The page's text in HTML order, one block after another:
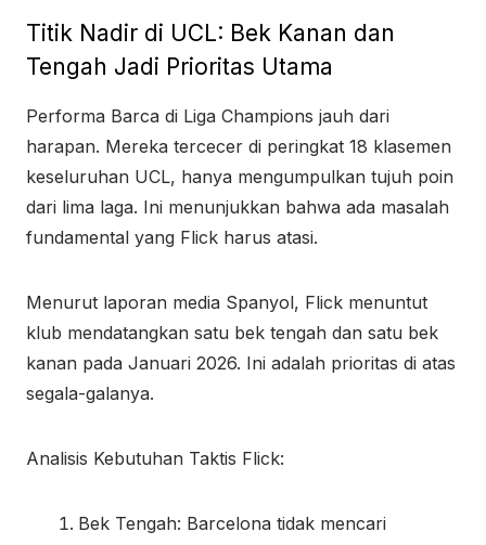
Titik Nadir di UCL: Bek Kanan dan
Tengah Jadi Prioritas Utama
Performa Barca di Liga Champions jauh dari
harapan. Mereka tercecer di peringkat 18 klasemen
keseluruhan UCL, hanya mengumpulkan tujuh poin
dari lima laga. Ini menunjukkan bahwa ada masalah
fundamental yang Flick harus atasi.
Menurut laporan media Spanyol, Flick menuntut
klub mendatangkan satu bek tengah dan satu bek
kanan pada Januari 2026. Ini adalah prioritas di atas
segala-galanya.
Analisis Kebutuhan Taktis Flick:
Bek Tengah: Barcelona tidak mencari